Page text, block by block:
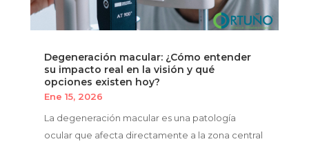
Degeneración macular: ¿Cómo entender
su impacto real en la visión y qué
opciones existen hoy?
Ene 15, 2026
La degeneración macular es una patología
ocular que afecta directamente a la zona central